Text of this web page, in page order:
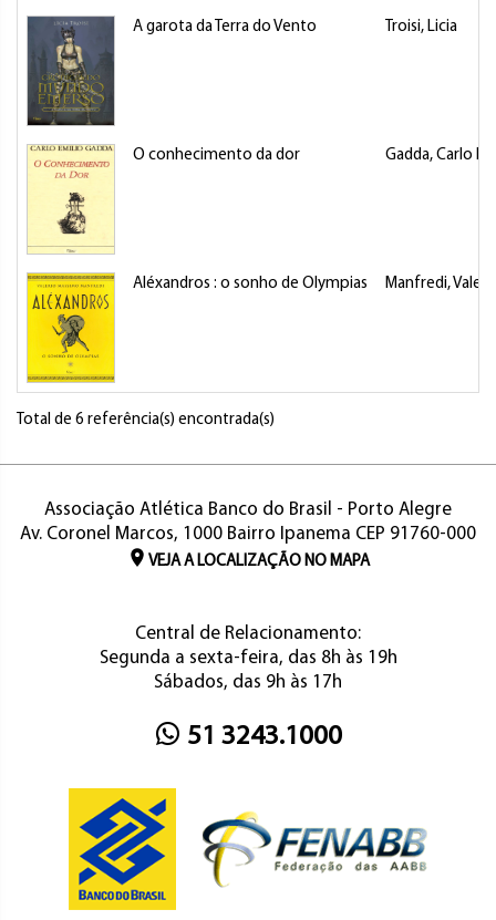
A garota da Terra do Vento Troisi, Licia
O conhecimento da dor Gadda, Carlo
Aléxandros : o sonho de Olympias Manfredi,
Total de 6 referência(s) encontrada(s)
Associação Atlética Banco do Brasil - Porto Alegre
Av. Coronel Marcos, 1000 Bairro Ipanema CEP 91760-000
VEJA A LOCALIZAÇÃO NO MAPA
Central de Relacionamento:
Segunda a sexta-feira, das 8h às 19h
Sábados, das 9h às 17h
51 3243.1000